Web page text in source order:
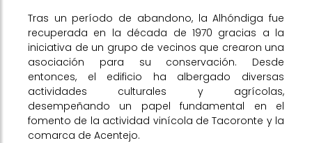
Tras un período de abandono, la Alhóndiga fue
recuperada en la década de 1970 gracias a la
iniciativa de un grupo de vecinos que crearon una
asociación para su conservación. Desde
entonces, el edificio ha albergado diversas
actividades culturales y agrícolas,
desempeñando un papel fundamental en el
fomento de la actividad vinícola de Tacoronte y la
comarca de Acentejo.